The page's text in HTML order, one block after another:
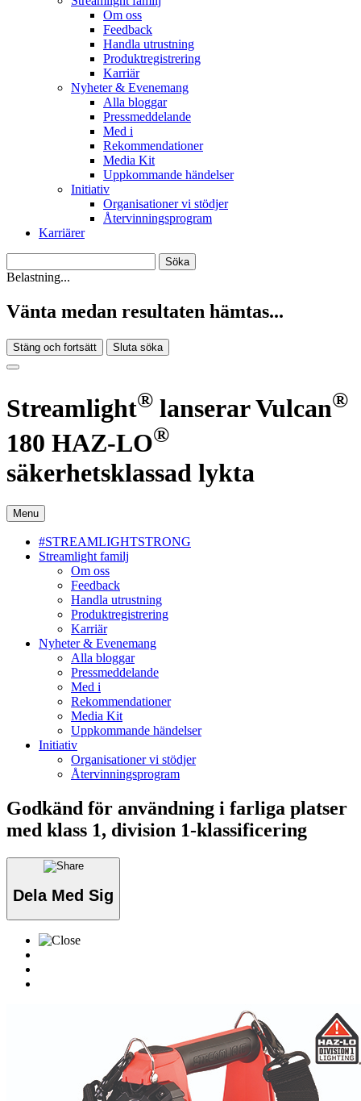
Om oss
Feedback
Handla utrustning
Produktregistrering
Karriär
Nyheter & Evenemang
Alla bloggar
Pressmeddelande
Med i
Rekommendationer
Media Kit
Uppkommande händelser
Initiativ
Organisationer vi stödjer
Återvinningsprogram
Karriärer
Belastning...
Vänta medan resultaten hämtas...
Stäng och fortsätt Sluta söka
Streamlight® lanserar Vulcan®
180 HAZ-LO®
säkerhetsklassad lykta
Menu
#STREAMLIGHTSTRONG
Streamlight familj
Om oss
Feedback
Handla utrustning
Produktregistrering
Karriär
Nyheter & Evenemang
Alla bloggar
Pressmeddelande
Med i
Rekommendationer
Media Kit
Uppkommande händelser
Initiativ
Organisationer vi stödjer
Återvinningsprogram
Godkänd för användning i farliga platser
med klass 1, division 1-klassificering
Dela Med Sig